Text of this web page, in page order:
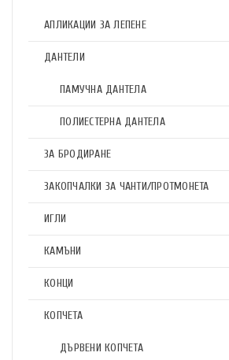
АПЛИКАЦИИ ЗА ЛЕПЕНЕ
ДАНТЕЛИ
ПАМУЧНА ДАНТЕЛА
ПОЛИЕСТЕРНА ДАНТЕЛА
ЗА БРОДИРАНЕ
ЗАКОПЧАЛКИ ЗА ЧАНТИ/ПРОТМОНЕТА
ИГЛИ
КАМЪНИ
КОНЦИ
КОПЧЕТА
ДЪРВЕНИ КОПЧЕТА